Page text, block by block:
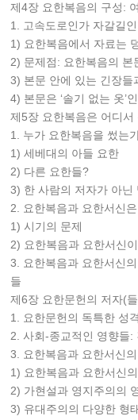
제4장 요한복음의 구성:
1. 고속도로인가 자갈길
1) 요한복음에서 자료는
2) 문제점: 요한복음의 본
3) 본문 안에 있는 긴장들
4) 본문은 ‘솔기 없는 옷’
제5장 요한복음은 어디서
1. 누가 요한복음을 썼는
1) 세베대의 아들 요한
2) 다른 요한들?
3) 한 사람의 저자가 아닌
2. 요한복음과 요한서신
1) 시기의 문제
2) 요한복음과 요한서신
3. 요한복음과 요한서신
들
제6장 요한문헌의 저자(
1. 요한문헌의 독특한 성격
2. 사회-종교적인 영향들:
3. 요한복음과 요한서신
1) 요한복음과 요한서신
2) 가현설과 영지주의의
3) 유대주의의 다양한 형